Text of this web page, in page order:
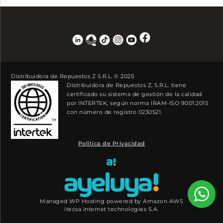
Distribuidora de Repuestos Z S.R.L. © 2025
Distribuidora de Repuestos Z, S.R.L. tiene
certificado su sistema de gestión de la calidad
por INTERTEK, según norma IRAM-ISO 9001:2015
con número de registro 0230521.
Política de Privacidad
Managed WP Hosting powered by Amazon AWS
itecsa internet technologies S.A.